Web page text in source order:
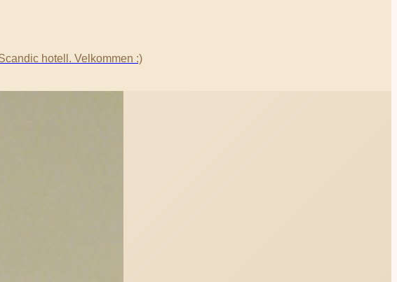
hotell. Velkommen :)